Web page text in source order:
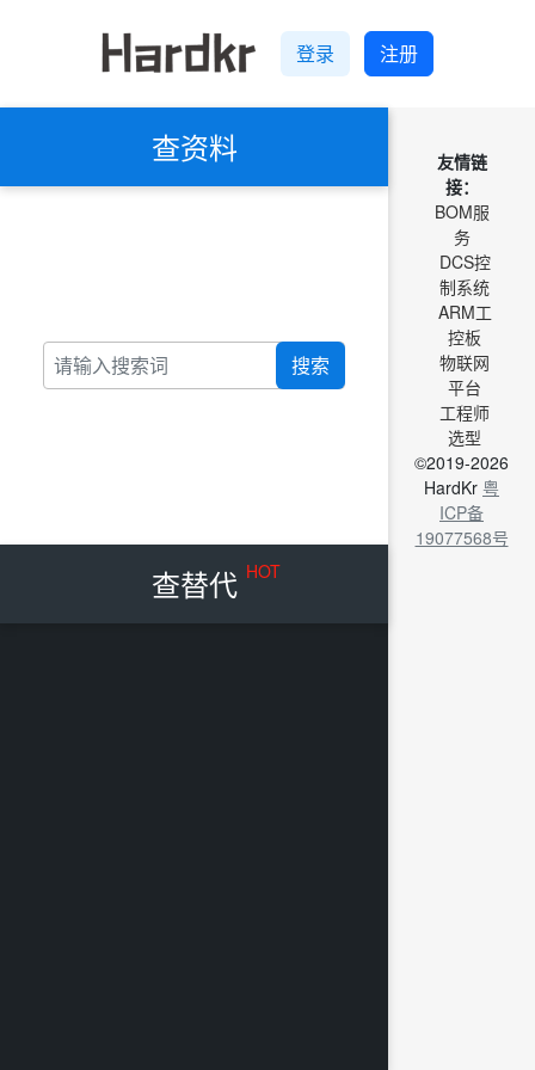
登录 注册
查资料
搜索
查替代 HOT
友情链
接：
BOM服
务
DCS控
制系统
ARM工
控板
物联网
平台
工程师
选型
©2019-2026
HardKr 粤
ICP备
19077568号